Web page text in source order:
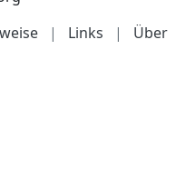
| Links | Über